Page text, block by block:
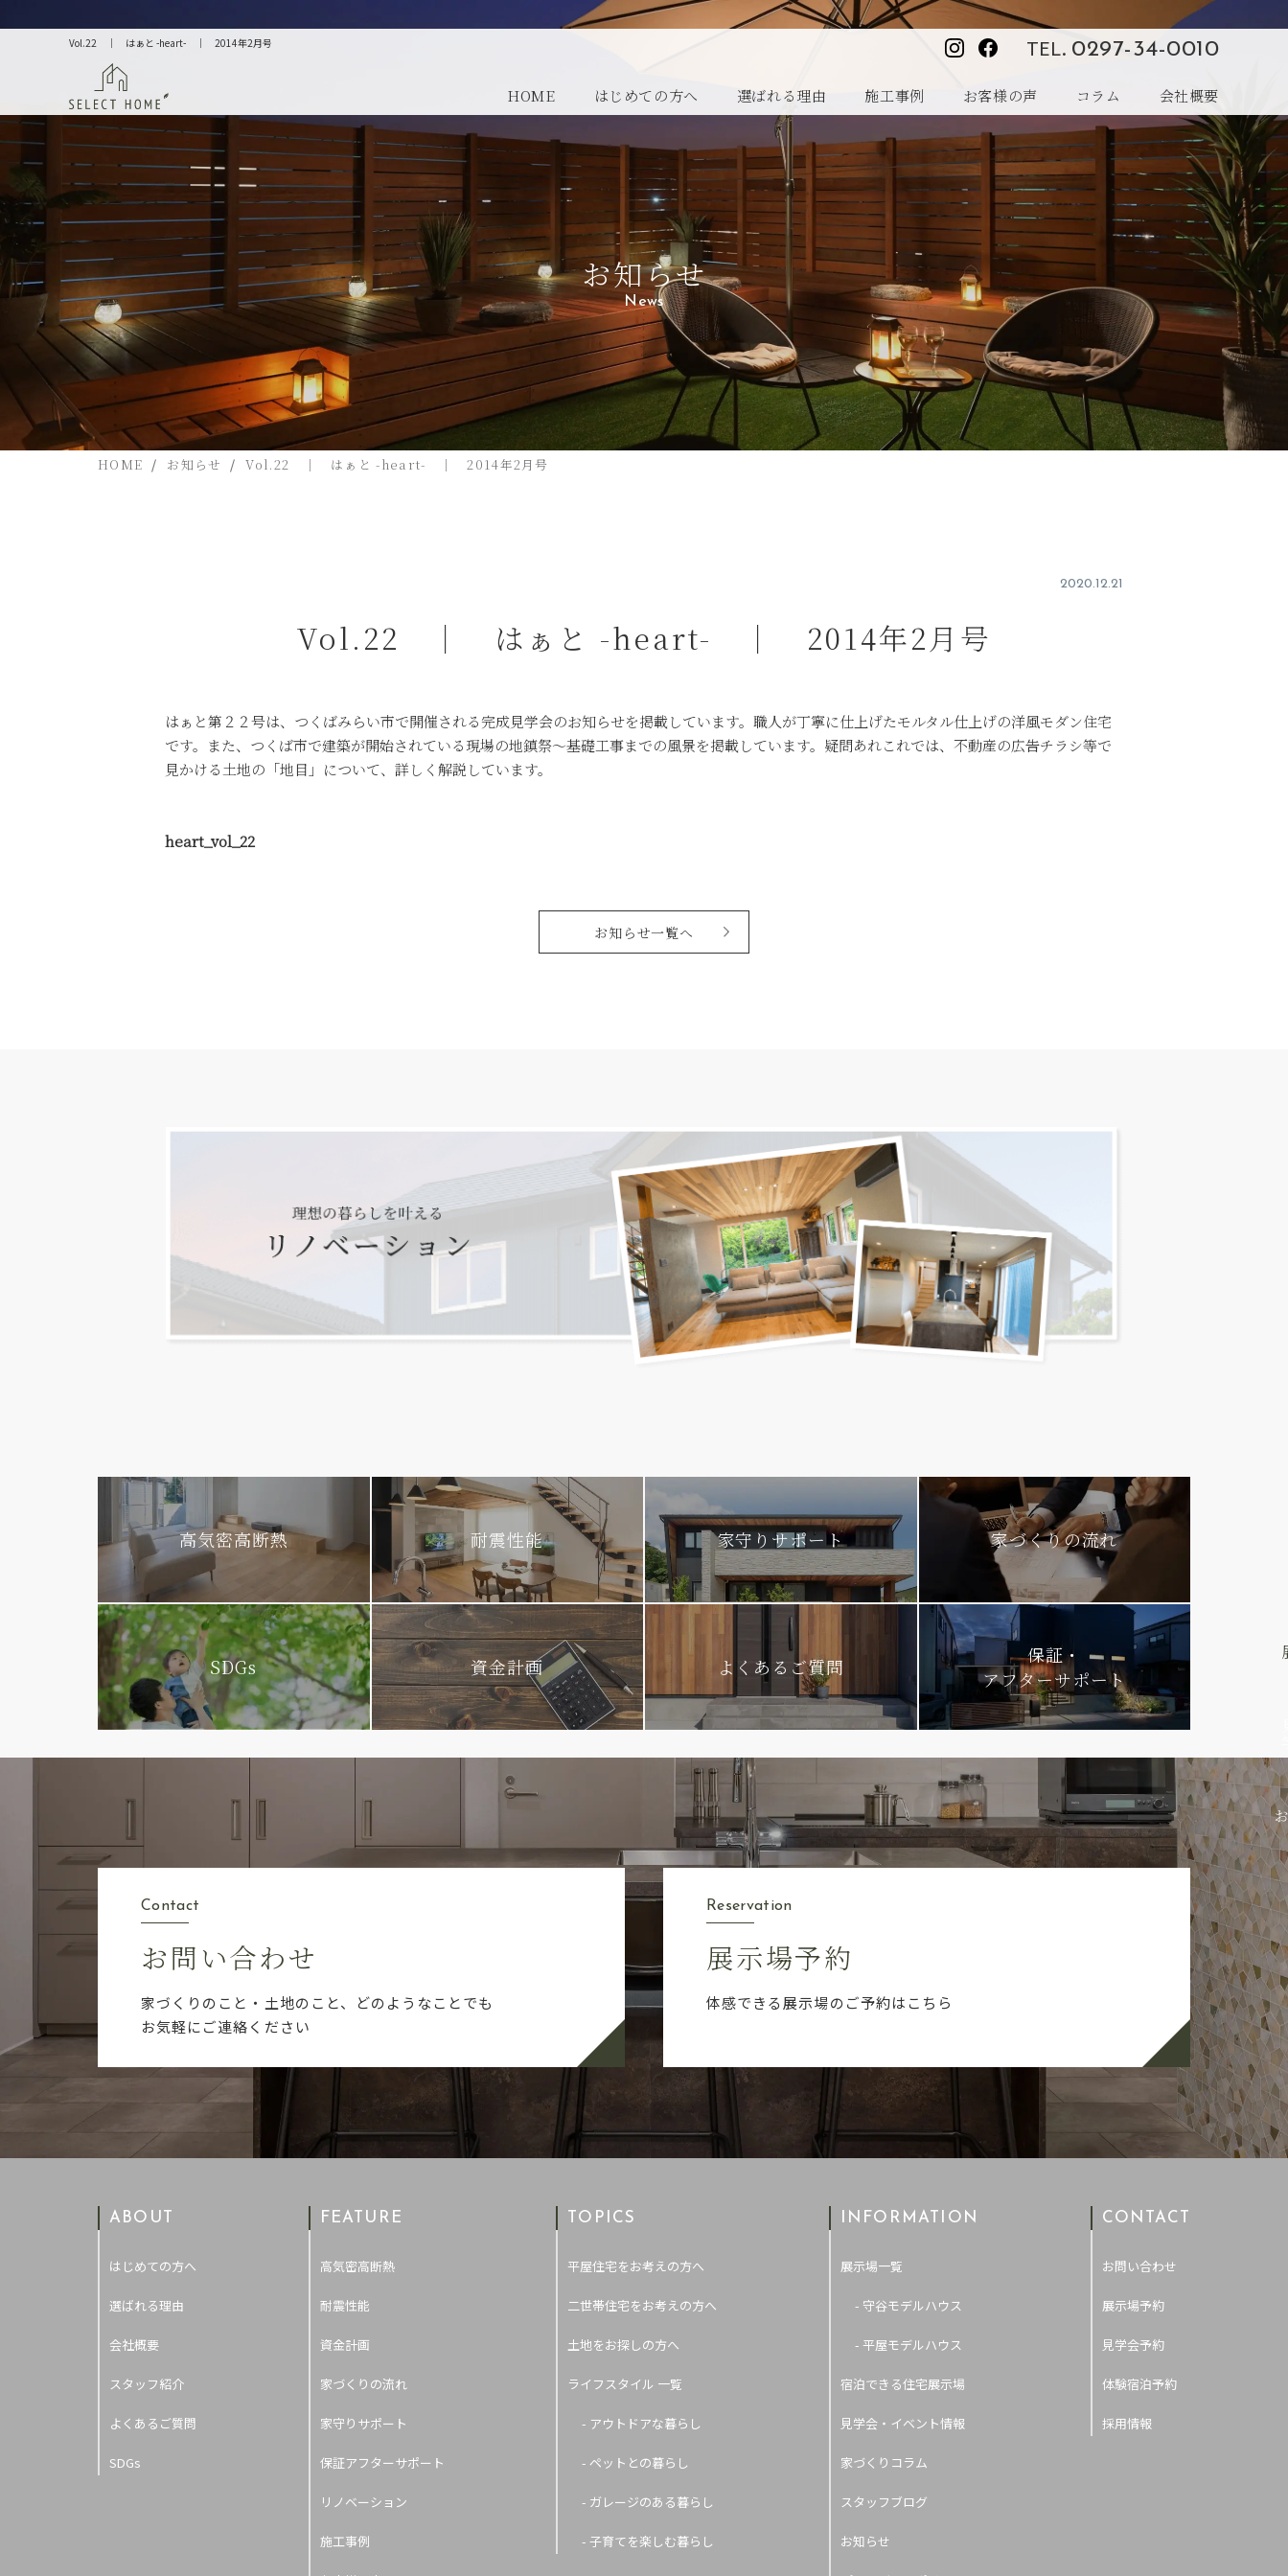
Vol.22 ｜ はぁと -heart- ｜ 2014年2月号 TEL. 0297-34-0010
HOME はじめての方へ 選ばれる理由 施工事例 お客様の声 コラム 会社概要
お知らせ
News
HOME お知らせ Vol.22 ｜ はぁと -heart- ｜ 2014年2月号
2020.12.21
Vol.22 ｜ はぁと -heart- ｜ 2014年2月号
はぁと第２２号は、つくばみらい市で開催される完成見学会のお知らせを掲載しています。職人が丁寧に仕上げたモルタル仕上げの洋風モダン住宅
です。また、つくば市で建築が開始されている現場の地鎮祭～基礎工事までの風景を掲載しています。疑問あれこれでは、不動産の広告チラシ等で
見かける土地の「地目」について、詳しく解説しています。
heart_vol_22
お知らせ一覧へ
高気密高断熱 耐震性能 家守りサポート 家づくりの流れ
SDGs 資金計画 よくあるご質問
保証・
アフターサポート
Contact
お問い合わせ
家づくりのこと・土地のこと、どのようなことでも
お気軽にご連絡ください
Reservation
展示場予約
体感できる展示場のご予約はこちら
ABOUT
はじめての方へ
選ばれる理由
会社概要
スタッフ紹介
よくあるご質問
SDGs
FEATURE
高気密高断熱
耐震性能
資金計画
家づくりの流れ
家守りサポート
保証アフターサポート
リノベーション
施工事例
TOPICS
平屋住宅をお考えの方へ
二世帯住宅をお考えの方へ
土地をお探しの方へ
ライフスタイル 一覧
- アウトドアな暮らし
- ペットとの暮らし
- ガレージのある暮らし
- 子育てを楽しむ暮らし
INFORMATION
展示場一覧
- 守谷モデルハウス
- 平屋モデルハウス
宿泊できる住宅展示場
見学会・イベント情報
家づくりコラム
スタッフブログ
お知らせ
CONTACT
お問い合わせ
展示場予約
見学会予約
体験宿泊予約
採用情報